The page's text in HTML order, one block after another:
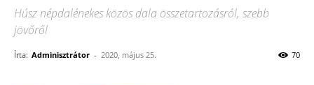
Húsz népdalénekes közös dala összetartozásról, szebb
jövőről
Írta: Adminisztrátor - 2020, május 25. 70